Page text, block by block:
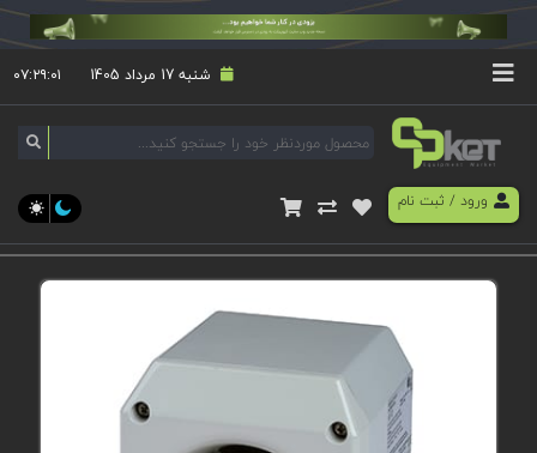
شنبه 17 مرداد 1405 ۰۷:۲۹:۰۱
ورود/ ثبت نام